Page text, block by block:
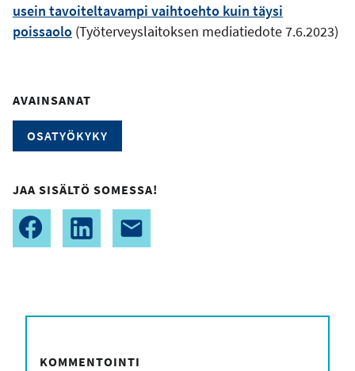
usein tavoiteltavampi vaihtoehto kuin täysi
poissaolo (Työterveyslaitoksen mediatiedote 7.6.2023)
AVAINSANAT
OSATYÖKYKY
JAA SISÄLTÖ SOMESSA!
KOMMENTOINTI